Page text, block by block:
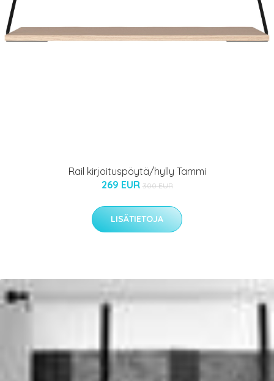
Rail kirjoituspöytä/hylly Tammi
269 EUR 300 EUR
LISÄTIETOJA